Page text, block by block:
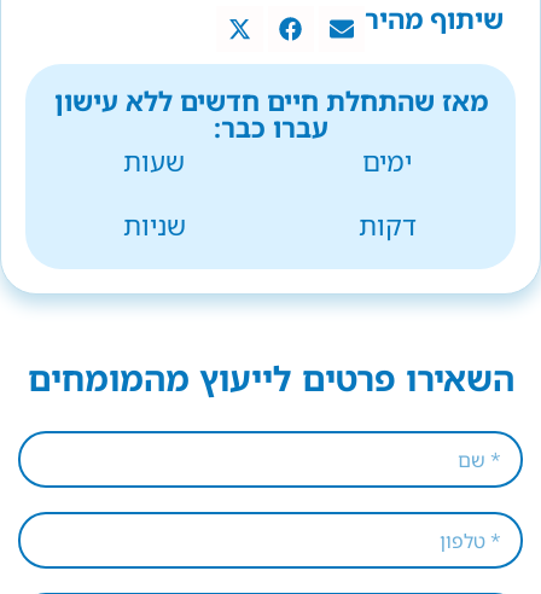
שיתוף מהיר
מאז שהתחלת חיים חדשים ללא עישון
עברו כבר:
ימים
שעות
דקות
שניות
השאירו פרטים לייעוץ מהמומחים